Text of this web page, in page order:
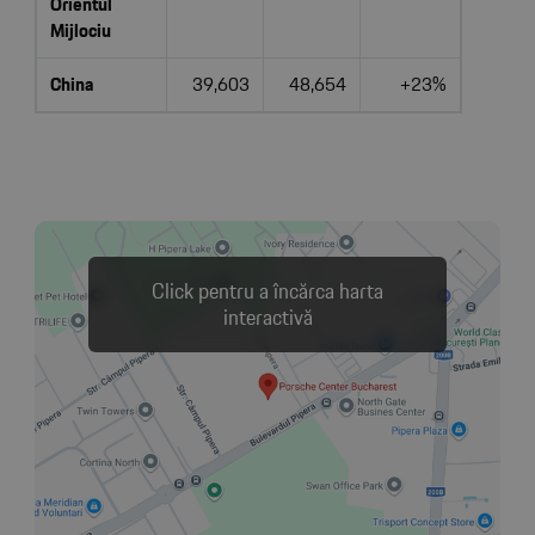
Mijlociu
China 39,603 48,654 +23%
Click pentru a încărca harta
interactivă